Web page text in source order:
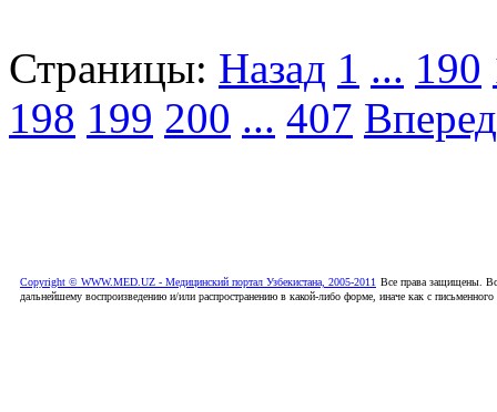
Страницы: Назад 1 ... 190
198 199 200 ... 407 Вперед
Copyright © WWW.MED.UZ - Медицинский портал Узбекистана, 2005-2011 Все права защищены.
дальнейшему воспроизведению и/или распространению в какой-либо форме, иначе как с